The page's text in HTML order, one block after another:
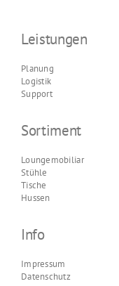
Leistungen
Planung
Logistik
Support
Sortiment
Loungemobiliar
Stühle
Tische
Hussen
Info
Impressum
Datenschutz